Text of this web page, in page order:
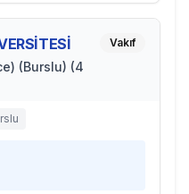
(Burslu) (4
Vakıf